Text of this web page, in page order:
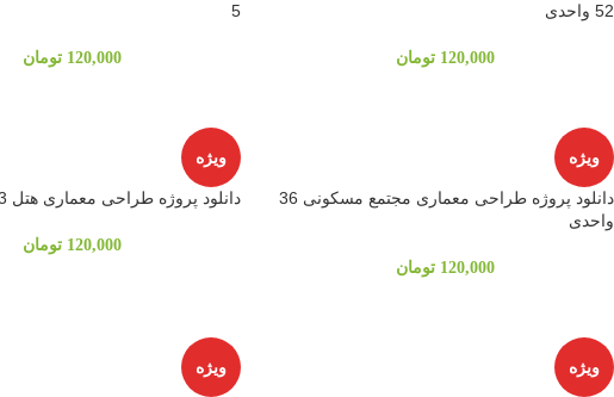
52 واحدی
120,000 تومان
5
120,000 تومان
ویژه
دانلود پروژه طراحی معماری مجتمع مسکونی 36
واحدی
120,000 تومان
ویژه
دانلود پروژه طراحی معماری هتل 3 ستاره
120,000 تومان
ویژه ویژه